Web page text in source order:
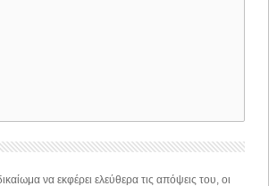
να εκφέρει ελεύθερα τις απόψεις του, οι